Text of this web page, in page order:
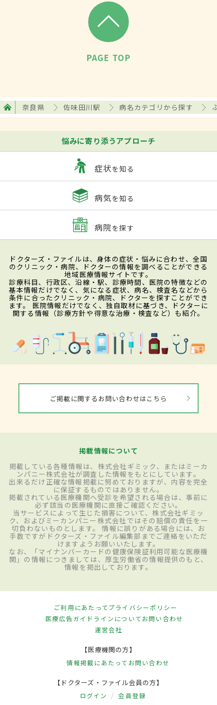
PAGE TOP
奈良県 佐味田川駅 病名カテゴリから探す
悩みに寄り添うアプローチ
症状を知る
病気を知る
病院を探す
ドクターズ・ファイルは、身体の症状・悩みに合わせ、全国
のクリニック・病院、ドクターの情報を調べることができる
地域医療情報サイトです。
診療科目、行政区、沿線・駅、診療時間、医院の特徴などの
基本情報だけでなく、気になる症状、病名、検査名などから
条件に合ったクリニック・病院、ドクターを探すことができ
ます。 医院情報だけでなく、独自取材に基づき、ドクターに
関する情報（診療方針や得意な治療・検査など）も紹介。
ご掲載に関するお問い合わせはこちら
掲載情報について
掲載している各種情報は、株式会社ギミック、またはミーカ
ンパニー株式会社が調査した情報をもとにしています。
出来るだけ正確な情報掲載に努めておりますが、内容を完全
に保証するものではありません。
掲載されている医療機関へ受診を希望される場合は、事前に
必ず該当の医療機関に直接ご確認ください。
当サービスによって生じた損害について、株式会社ギミッ
ク、およびミーカンパニー株式会社ではその賠償の責任を一
切負わないものとします。 情報に誤りがある場合には、お
手数ですがドクターズ・ファイル編集部までご連絡をいただ
けますようお願いいたします。
なお、「マイナンバーカードの健康保険証利用可能な医療機
関」の情報につきましては、厚生労働省の情報提供のもと、
情報を掲出しております。
ご利用にあたってプライバシーポリシー
医療広告ガイドラインについてお問い合わせ
運営会社
【医療機関の方】
情報掲載にあたって お問い合わせ
【ドクターズ・ファイル会員の方】
ログイン 会員登録